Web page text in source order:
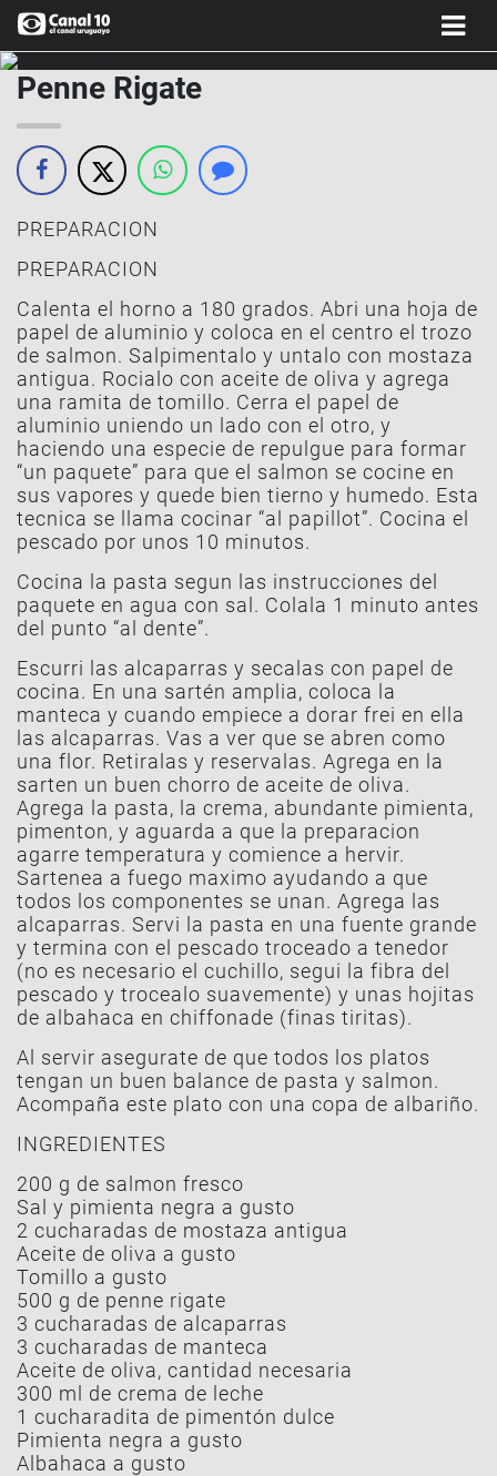
Penne Rigate
PREPARACION
PREPARACION
Calenta el horno a 180 grados. Abri una hoja de
papel de aluminio y coloca en el centro el trozo
de salmon. Salpimentalo y untalo con mostaza
antigua. Rocialo con aceite de oliva y agrega
una ramita de tomillo. Cerra el papel de
aluminio uniendo un lado con el otro, y
haciendo una especie de repulgue para formar
“un paquete” para que el salmon se cocine en
sus vapores y quede bien tierno y humedo. Esta
tecnica se llama cocinar “al papillot”. Cocina el
pescado por unos 10 minutos.
Cocina la pasta segun las instrucciones del
paquete en agua con sal. Colala 1 minuto antes
del punto “al dente”.
Escurri las alcaparras y secalas con papel de
cocina. En una sartén amplia, coloca la
manteca y cuando empiece a dorar frei en ella
las alcaparras. Vas a ver que se abren como
una flor. Retiralas y reservalas. Agrega en la
sarten un buen chorro de aceite de oliva.
Agrega la pasta, la crema, abundante pimienta,
pimenton, y aguarda a que la preparacion
agarre temperatura y comience a hervir.
Sartenea a fuego maximo ayudando a que
todos los componentes se unan. Agrega las
alcaparras. Servi la pasta en una fuente grande
y termina con el pescado troceado a tenedor
(no es necesario el cuchillo, segui la fibra del
pescado y trocealo suavemente) y unas hojitas
de albahaca en chiffonade (finas tiritas).
Al servir asegurate de que todos los platos
tengan un buen balance de pasta y salmon.
Acompaña este plato con una copa de albariño.
INGREDIENTES
200 g de salmon fresco
Sal y pimienta negra a gusto
2 cucharadas de mostaza antigua
Aceite de oliva a gusto
Tomillo a gusto
500 g de penne rigate
3 cucharadas de alcaparras
3 cucharadas de manteca
Aceite de oliva, cantidad necesaria
300 ml de crema de leche
1 cucharadita de pimentón dulce
Pimienta negra a gusto
Albahaca a gusto